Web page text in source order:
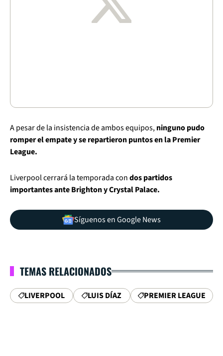
A pesar de la insistencia de ambos equipos,ninguno pudo
romper el empate y se repartieron puntos en la Premier
League.
Liverpool cerrará la temporada condos partidos
importantes ante Brighton y Crystal Palace.
Síguenos en Google News
TEMAS RELACIONADOS
LIVERPOOL LUIS DÍAZ PREMIER LEAGUE